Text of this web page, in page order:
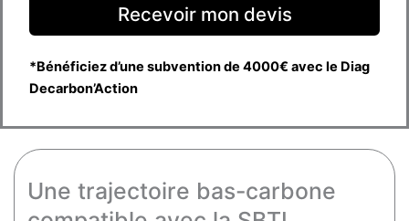
Recevoir mon devis
*Bénéficiez d’une subvention de 4000€ avec le Diag
Decarbon’Action
Une trajectoire bas-carbone